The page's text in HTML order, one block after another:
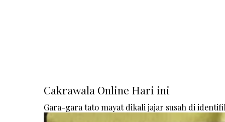
Cakrawala Online Hari ini
Gara-gara tato mayat dikali jajar susah di